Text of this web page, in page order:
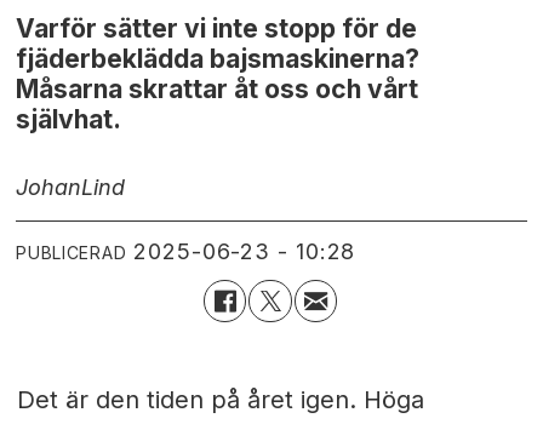
Varför sätter vi inte stopp för de
fjäderbeklädda bajsmaskinerna?
Måsarna skrattar åt oss och vårt
självhat.
JohanLind
PUBLICERAD 2025-06-23 - 10:28
Det är den tiden på året igen. Höga